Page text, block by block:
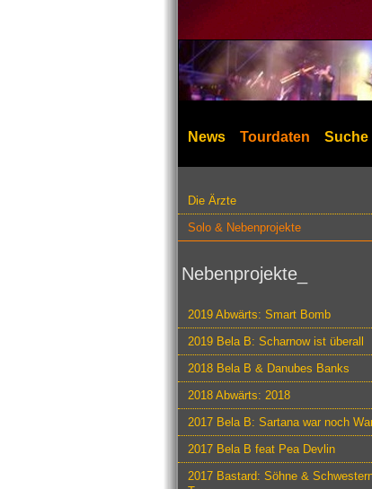
News Tourdaten Suche
Die Ärzte
Solo & Nebenprojekte
Nebenprojekte_
2019 Abwärts: Smart Bomb
2019 Bela B: Scharnow ist überall
2018 Bela B & Danubes Banks
2018 Abwärts: 2018
2017 Bela B: Sartana war noch
2017 Bela B feat Pea Devlin
2017 Bastard: Söhne &